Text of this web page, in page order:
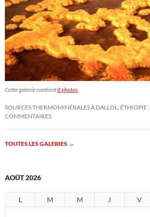
Cette galerie contient8 photos.
SOURCES THERMOMINÉRALES À DALLOL, ÉTHIOPIE
COMMENTAIRES
TOUTES LES GALERIES →
AOÛT 2026
L M M J V